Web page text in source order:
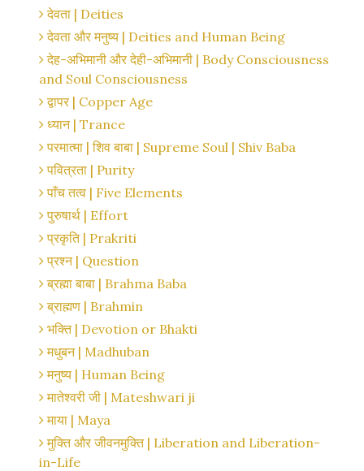
देवता | Deities
देवता और मनुष्य | Deities and Human Being
देह-अभिमानी और देही-अभिमानी | Body Consciousness
and Soul Consciousness
द्वापर | Copper Age
ध्यान | Trance
परमात्मा | शिव बाबा | Supreme Soul | Shiv Baba
पवित्रता | Purity
पाँच तत्व | Five Elements
पुरुषार्थ | Effort
प्रकृति | Prakriti
प्रश्न | Question
ब्रह्मा बाबा | Brahma Baba
ब्राह्मण | Brahmin
भक्ति | Devotion or Bhakti
मधुबन | Madhuban
मनुष्य | Human Being
मातेश्वरी जी | Mateshwari ji
माया | Maya
मुक्ति और जीवनमुक्ति | Liberation and Liberation-
in-Life